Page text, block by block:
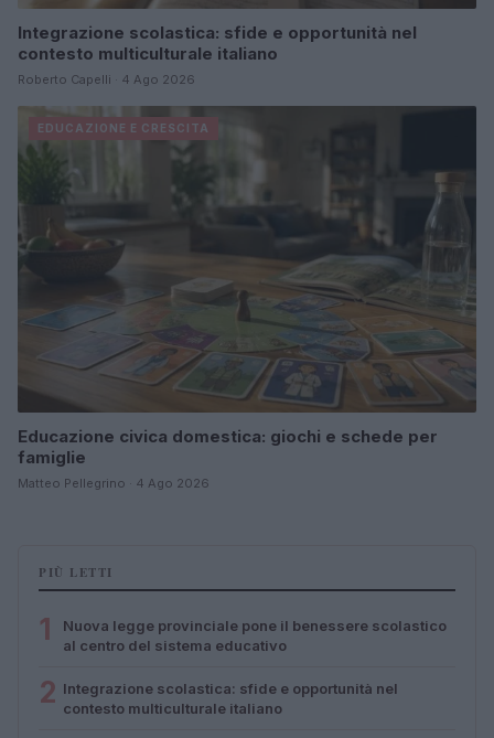
Integrazione scolastica: sfide e opportunità nel
contesto multiculturale italiano
Roberto Capelli · 4 Ago 2026
EDUCAZIONE E CRESCITA
Educazione civica domestica: giochi e schede per
famiglie
Matteo Pellegrino · 4 Ago 2026
PIÙ LETTI
1
Nuova legge provinciale pone il benessere scolastico
al centro del sistema educativo
2 Integrazione scolastica: sfide e opportunità nel
contesto multiculturale italiano